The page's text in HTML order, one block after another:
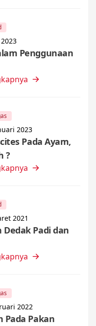
Penggunaan
2023
Pada Ayam,
?
2021
Dedak Padi dan
2022
Pada Pakan